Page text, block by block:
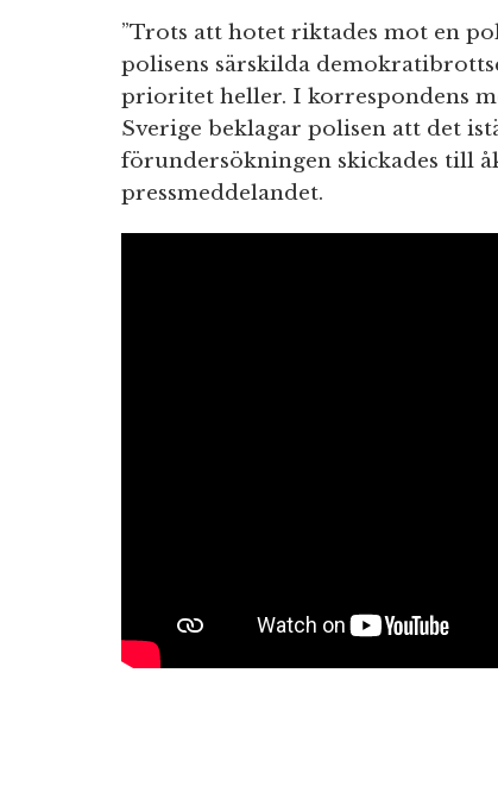
”Trots att hotet riktades mot en
polisens särskilda
prioritet heller. I korrespondens
Sverige beklagar polisen att det
förundersökningen skickades till
pressmeddelandet.